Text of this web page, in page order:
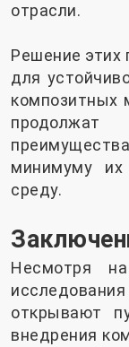
отрасли.
Решение этих
для
композитных
продолжат
минимуму
среду.
Несмотря
открывают
внедрения